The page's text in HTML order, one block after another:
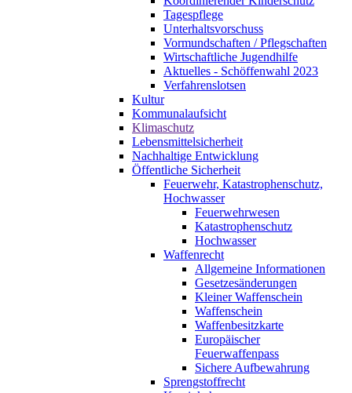
Tagespflege
Unterhaltsvorschuss
Vormundschaften / Pflegschaften
Wirtschaftliche Jugendhilfe
Aktuelles - Schöffenwahl 2023
Verfahrenslotsen
Kultur
Kommunalaufsicht
Klimaschutz
Lebensmittelsicherheit
Nachhaltige Entwicklung
Öffentliche Sicherheit
Feuerwehr, Katastrophenschutz,
Hochwasser
Feuerwehrwesen
Katastrophenschutz
Hochwasser
Waffenrecht
Allgemeine Informationen
Gesetzesänderungen
Kleiner Waffenschein
Waffenschein
Waffenbesitzkarte
Europäischer
Feuerwaffenpass
Sichere Aufbewahrung
Sprengstoffrecht